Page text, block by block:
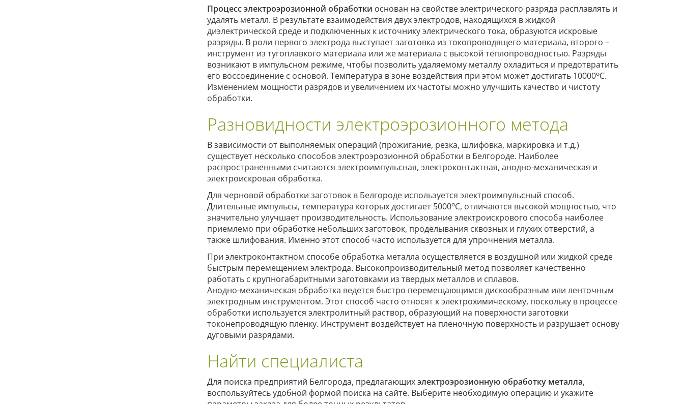
Процесс электроэрозионной обработки основан на свойстве электрического разряда расплавлять и
удалять металл. В результате взаимодействия двух электродов, находящихся в жидкой
диэлектрической среде и подключенных к источнику электрического тока, образуются искровые
разряды. В роли первого электрода выступает заготовка из токопроводящего материала, второго –
инструмент из тугоплавкого материала или же материала с высокой теплопроводностью. Разряды
возникают в импульсном режиме, чтобы позволить удаляемому металлу охладиться и предотвратить
его воссоединение с основой. Температура в зоне воздействия при этом может достигать 10000оС.
Изменением мощности разрядов и увеличением их частоты можно улучшить качество и чистоту
обработки.
Разновидности электроэрозионного метода
В зависимости от выполняемых операций (прожигание, резка, шлифовка, маркировка и т.д.)
существует несколько способов электроэрозионной обработки в Белгороде. Наиболее
распространенными считаются электроимпульсная, электроконтактная, анодно-механическая и
электроискровая обработка.
Для черновой обработки заготовок в Белгороде используется электроимпульсный способ.
Длительные импульсы, температура которых достигает 5000оС, отличаются высокой мощностью, что
значительно улучшает производительность. Использование электроискрового способа наиболее
приемлемо при обработке небольших заготовок, проделывания сквозных и глухих отверстий, а
также шлифования. Именно этот способ часто используется для упрочнения металла.
При электроконтактном способе обработка металла осуществляется в воздушной или жидкой среде
быстрым перемещением электрода. Высокопроизводительный метод позволяет качественно
работать с крупногабаритными заготовками из твердых металлов и сплавов.
Анодно-механическая обработка ведется быстро перемещающимся дискообразным или ленточным
электродным инструментом. Этот способ часто относят к электрохимическому, поскольку в процессе
обработки используется электролитный раствор, образующий на поверхности заготовки
токонепроводящую пленку. Инструмент воздействует на пленочную поверхность и разрушает основу
дуговыми разрядами.
Найти специалиста
Для поиска предприятий Белгорода, предлагающихэлектроэрозионную обработку металла,
воспользуйтесь удобной формой поиска на сайте. Выберите необходимую операцию и укажите